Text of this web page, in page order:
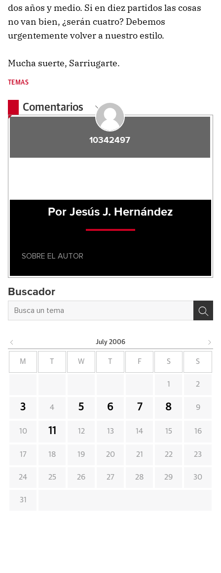
dos años y medio. Si en diez partidos las cosas
no van bien, ¿serán cuatro? Debemos
urgentemente volver a nuestro estilo.
Mucha suerte, Sarriugarte.
TEMAS
Comentarios
10342497
Por Jesús J. Hernández
SOBRE EL AUTOR
Buscador
July 2006
M W F S S
1 2
3 4 5 6 7 8 9
10 11 12 13 14 15 16
17 18 19 20 21 22 23
24 25 26 27 28 29 30
31